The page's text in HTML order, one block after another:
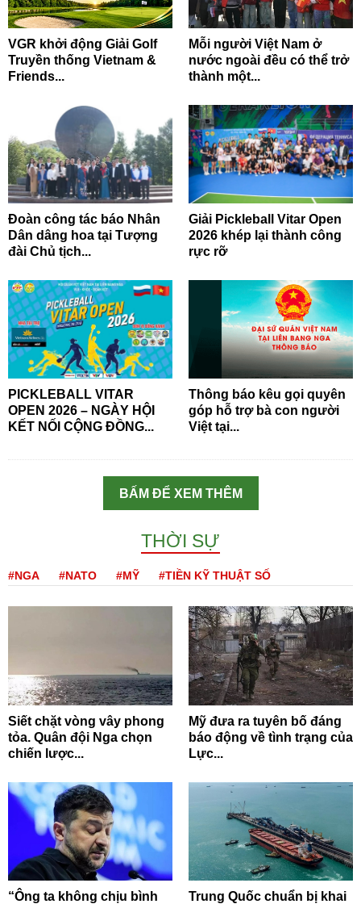
VGR khởi động Giải Golf
Truyền thống Vietnam &
Friends...
Mỗi người Việt Nam ở
nước ngoài đều có thể trở
thành một...
Đoàn công tác báo Nhân
Dân dâng hoa tại Tượng
đài Chủ tịch...
Giải Pickleball Vitar Open
2026 khép lại thành công
rực rỡ
PICKLEBALL VITAR
OPEN 2026 – NGÀY HỘI
KẾT NỐI CỘNG ĐỒNG...
Thông báo kêu gọi quyên
góp hỗ trợ bà con người
Việt tại...
BẤM ĐỂ XEM THÊM
THỜI SỰ
#NGA #NATO #MỸ #TIỀN KỸ THUẬT SỐ
Siết chặt vòng vây phong
tỏa. Quân đội Nga chọn
chiến lược...
Mỹ đưa ra tuyên bố đáng
báo động về tình trạng của
Lực...
“Ông ta không chịu bình
Trung Quốc chuẩn bị khai